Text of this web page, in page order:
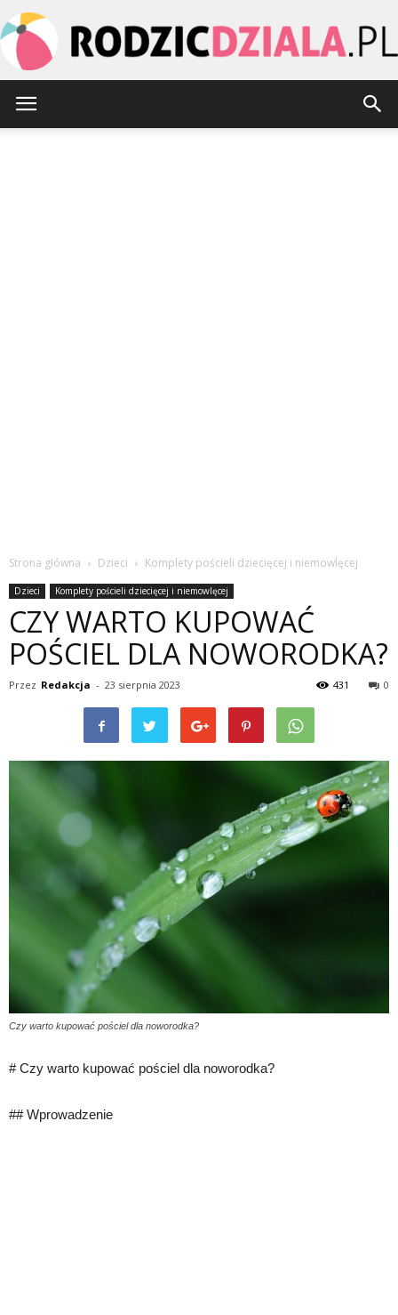
Strona główna Dzieci Komplety pościeli dziecięcej i niemowlęcej
Dzieci Komplety pościeli dziecięcej i niemowlęcej
CZY WARTO KUPOWAĆ
POŚCIEL DLA NOWORODKA?
Przez Redakcja - 23 sierpnia 2023 0
431
Czy warto kupować pościel dla noworodka?
# Czy warto kupować pościel dla noworodka?
## Wprowadzenie